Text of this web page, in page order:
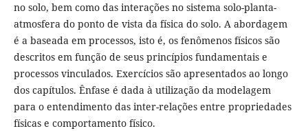
no solo, bem como das interações no sistema solo-planta-
atmosfera do ponto de vista da física do solo. A abordagem
é a baseada em processos, isto é, os fenômenos físicos são
descritos em função de seus princípios fundamentais e
processos vinculados. Exercícios são apresentados ao longo
dos capítulos. Ênfase é dada à utilização da modelagem
para o entendimento das inter-relações entre propriedades
físicas e comportamento físico.